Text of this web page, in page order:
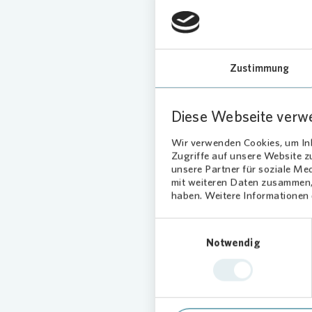
Zustimmung
Diese Webseite
Wir verwenden Cookies, um
Zugriffe auf unsere Website
unsere Partner für soziale
mit weiteren Daten
haben. Weitere Informationen
Notwendig
Der
24:00
eines
„Der